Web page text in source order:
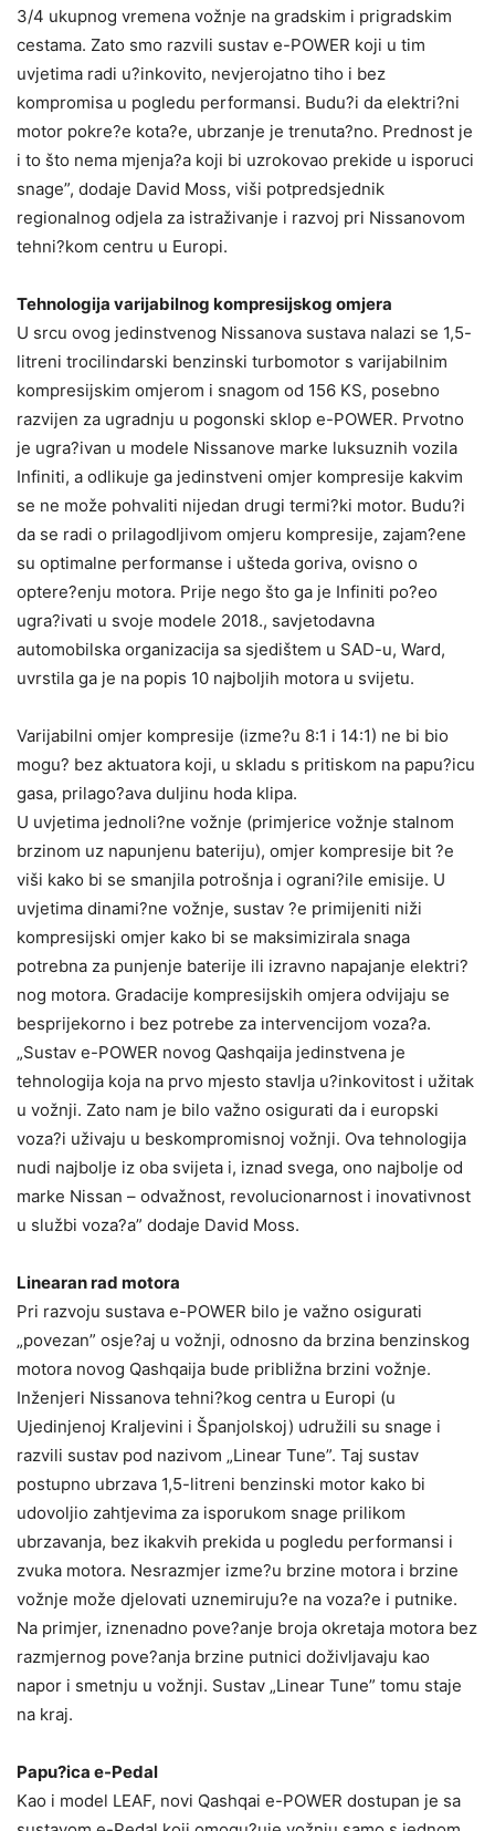
3/4 ukupnog vremena vožnje na gradskim i prigradskim
cestama. Zato smo razvili sustav e-POWER koji u tim
uvjetima radi u?inkovito, nevjerojatno tiho i bez
kompromisa u pogledu performansi. Budu?i da elektri?ni
motor pokre?e kota?e, ubrzanje je trenuta?no. Prednost je
i to što nema mjenja?a koji bi uzrokovao prekide u isporuci
snage”, dodaje David Moss, viši potpredsjednik
regionalnog odjela za istraživanje i razvoj pri Nissanovom
tehni?kom centru u Europi.
Tehnologija varijabilnog kompresijskog omjera
U srcu ovog jedinstvenog Nissanova sustava nalazi se 1,5-
litreni trocilindarski benzinski turbomotor s varijabilnim
kompresijskim omjerom i snagom od 156 KS, posebno
razvijen za ugradnju u pogonski sklop e-POWER. Prvotno
je ugra?ivan u modele Nissanove marke luksuznih vozila
Infiniti, a odlikuje ga jedinstveni omjer kompresije kakvim
se ne može pohvaliti nijedan drugi termi?ki motor. Budu?i
da se radi o prilagodljivom omjeru kompresije, zajam?ene
su optimalne performanse i ušteda goriva, ovisno o
optere?enju motora. Prije nego što ga je Infiniti po?eo
ugra?ivati u svoje modele 2018., savjetodavna
automobilska organizacija sa sjedištem u SAD-u, Ward,
uvrstila ga je na popis 10 najboljih motora u svijetu.
Varijabilni omjer kompresije (izme?u 8:1 i 14:1) ne bi bio
mogu? bez aktuatora koji, u skladu s pritiskom na papu?icu
gasa, prilago?ava duljinu hoda klipa.
U uvjetima jednoli?ne vožnje (primjerice vožnje stalnom
brzinom uz napunjenu bateriju), omjer kompresije bit ?e
viši kako bi se smanjila potrošnja i ograni?ile emisije. U
uvjetima dinami?ne vožnje, sustav ?e primijeniti niži
kompresijski omjer kako bi se maksimizirala snaga
potrebna za punjenje baterije ili izravno napajanje elektri?
nog motora. Gradacije kompresijskih omjera odvijaju se
besprijekorno i bez potrebe za intervencijom voza?a.
„Sustav e-POWER novog Qashqaija jedinstvena je
tehnologija koja na prvo mjesto stavlja u?inkovitost i užitak
u vožnji. Zato nam je bilo važno osigurati da i europski
voza?i uživaju u beskompromisnoj vožnji. Ova tehnologija
nudi najbolje iz oba svijeta i, iznad svega, ono najbolje od
marke Nissan – odvažnost, revolucionarnost i inovativnost
u službi voza?a” dodaje David Moss.
Linearan rad motora
Pri razvoju sustava e-POWER bilo je važno osigurati
„povezan” osje?aj u vožnji, odnosno da brzina benzinskog
motora novog Qashqaija bude približna brzini vožnje.
Inženjeri Nissanova tehni?kog centra u Europi (u
Ujedinjenoj Kraljevini i Španjolskoj) udružili su snage i
razvili sustav pod nazivom „Linear Tune”. Taj sustav
postupno ubrzava 1,5-litreni benzinski motor kako bi
udovoljio zahtjevima za isporukom snage prilikom
ubrzavanja, bez ikakvih prekida u pogledu performansi i
zvuka motora. Nesrazmjer izme?u brzine motora i brzine
vožnje može djelovati uznemiruju?e na voza?e i putnike.
Na primjer, iznenadno pove?anje broja okretaja motora bez
razmjernog pove?anja brzine putnici doživljavaju kao
napor i smetnju u vožnji. Sustav „Linear Tune” tomu staje
na kraj.
Papu?ica e-Pedal
Kao i model LEAF, novi Qashqai e-POWER dostupan je sa